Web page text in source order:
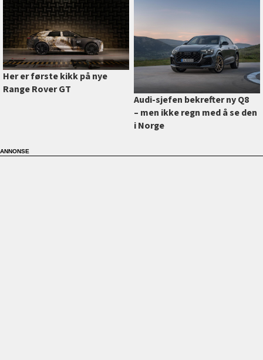
Her er første kikk på nye
Range Rover GT
Audi-sjefen bekrefter ny Q8
–⁠ men ikke regn med å se den
i Norge